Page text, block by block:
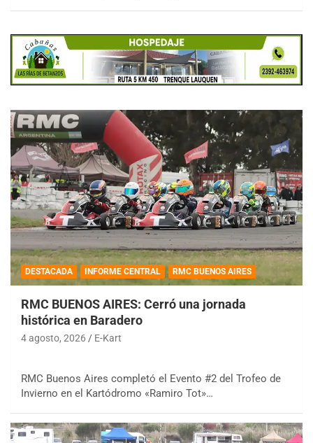
DESTACADA INFORME CENTRAL RMC BUENOS AIRES
RMC BUENOS AIRES: Cerró una jornada
histórica en Baradero
4 agosto, 2026 E-Kart
RMC Buenos Aires completó el Evento #2 del Trofeo de
Invierno en el Kartódromo «Ramiro Tot»…